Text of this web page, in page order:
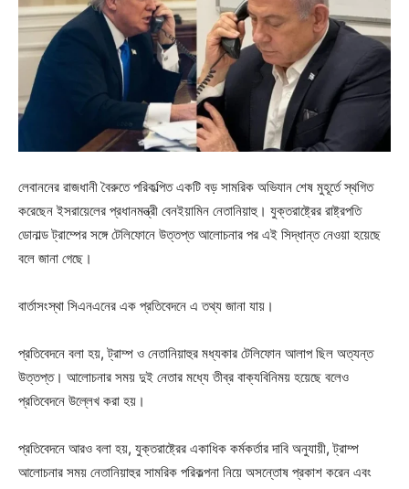
লেবাননের রাজধানী বৈরুতে পরিকল্পিত একটি বড় সামরিক অভিযান শেষ মুহূর্তে স্থগিত
করেছেন ইসরায়েলের প্রধানমন্ত্রী বেনইয়ামিন নেতানিয়াহু। যুক্তরাষ্ট্রের রাষ্ট্রপতি
ডোনাল্ড ট্রাম্পের সঙ্গে টেলিফোনে উত্তপ্ত আলোচনার পর এই সিদ্ধান্ত নেওয়া হয়েছে
বলে জানা গেছে।
বার্তাসংস্থা সিএনএনের এক প্রতিবেদনে এ তথ্য জানা যায়।
প্রতিবেদনে বলা হয়, ট্রাম্প ও নেতানিয়াহুর মধ্যকার টেলিফোন আলাপ ছিল অত্যন্ত
উত্তপ্ত। আলোচনার সময় দুই নেতার মধ্যে তীব্র বাক্যবিনিময় হয়েছে বলেও
প্রতিবেদনে উল্লেখ করা হয়।
প্রতিবেদনে আরও বলা হয়, যুক্তরাষ্ট্রের একাধিক কর্মকর্তার দাবি অনুযায়ী, ট্রাম্প
আলোচনার সময় নেতানিয়াহুর সামরিক পরিকল্পনা নিয়ে অসন্তোষ প্রকাশ করেন এবং